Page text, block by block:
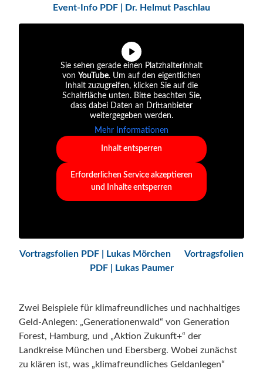
Event-Info PDF | Dr. Helmut Paschlau
Sie sehen gerade einen Platzhalterinhalt
von YouTube. Um auf den eigentlichen
Inhalt zuzugreifen, klicken Sie auf die
Schaltfläche unten. Bitte beachten Sie,
dass dabei Daten an Drittanbieter
weitergegeben werden.
Mehr Informationen
Inhalt entsperren
Erforderlichen Service akzeptieren
und Inhalte entsperren
Vortragsfolien PDF | Lukas Mörchen
Vortragsfolien
PDF | Lukas Paumer
Zwei Beispiele für klimafreundliches und nachhaltiges
Geld-Anlegen: „Generationenwald“ von Generation
Forest, Hamburg, und „Aktion Zukunft+“ der
Landkreise München und Ebersberg. Wobei zunächst
zu klären ist, was „klimafreundliches Geldanlegen“